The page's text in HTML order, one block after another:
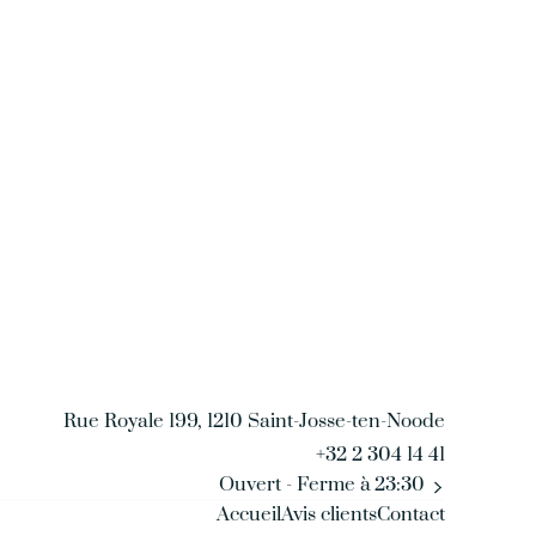
Rue Royale 199, 1210 Saint-Josse-ten-Noode
+32 2 304 14 41
Ouvert - Ferme à 23:30
AccueilAvis clientsContact